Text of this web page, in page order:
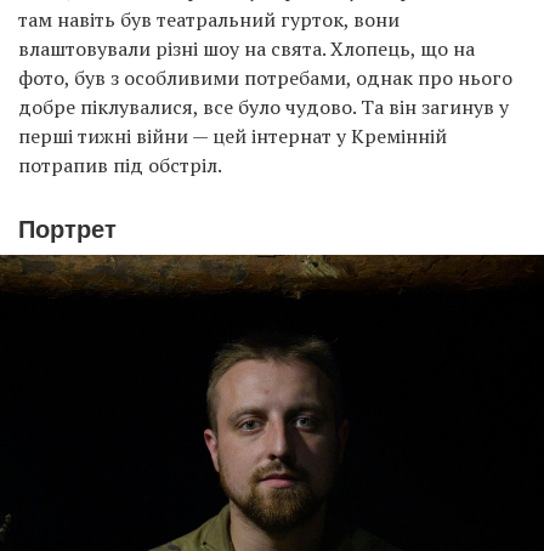
там навіть був театральний гурток, вони
влаштовували різні шоу на свята. Хлопець, що на
фото, був з особливими потребами, однак про нього
добре піклувалися, все було чудово. Та він загинув у
перші тижні війни — цей інтернат у Кремінній
потрапив під обстріл.
Портрет